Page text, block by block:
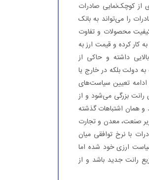
از کوچک‌نمایی صادرات
را می‌تواند به بانک
کیفیت محصولات و تفاوت
کار کرده و قیمت ارز به
رشد بالایی داشته و حاکی از
دولت بلکه در خارج یا
ادامه تعیین سیاست‌های
بزرگی می‌شود و از
و همان اشتباهات گذشته
صنعت، معدن و تجارت
با نرخ توافقی میان
ارزی خود شده اما
رانت جدید باشد و از